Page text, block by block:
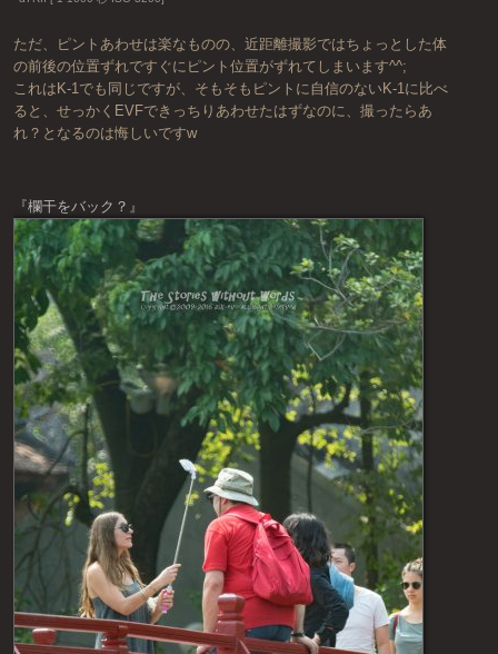
ただ、ピントあわせは楽なものの、近距離撮影ではちょっとした体
の前後の位置ずれですぐにピント位置がずれてしまいます^^;
これはK-1でも同じですが、そもそもピントに自信のないK-1に比べ
ると、せっかくEVFできっちりあわせたはずなのに、撮ったらあ
れ？となるのは悔しいですw
『欄干をバック？』